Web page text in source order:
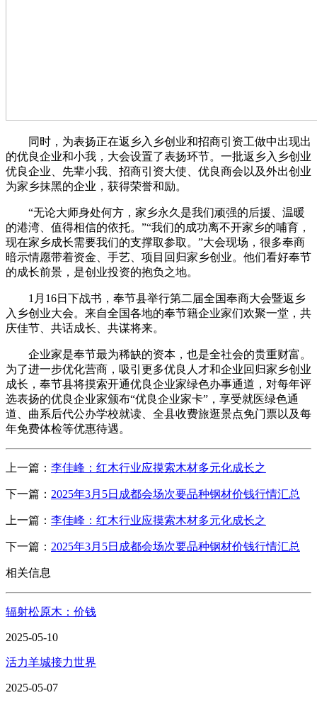
同时，为表扬正在返乡入乡创业和招商引资工做中出现出
的优良企业和小我，大会设置了表扬环节。一批返乡入乡创业
优良企业、先辈小我、招商引资大使、优良商会以及外出创业
为家乡抹黑的企业，获得荣誉和励。
“无论大师身处何方，家乡永久是我们顽强的后援、温暖
的港湾、值得相信的依托。”“我们的成功离不开家乡的哺育，
现在家乡成长需要我们的支撑取参取。”大会现场，很多奉商
暗示情愿带着资金、手艺、项目回归家乡创业。他们看好奉节
的成长前景，是创业投资的抱负之地。
1月16日下战书，奉节县举行第二届全国奉商大会暨返乡
入乡创业大会。来自全国各地的奉节籍企业家们欢聚一堂，共
庆佳节、共话成长、共谋将来。
企业家是奉节最为稀缺的资本，也是全社会的贵重财富。
为了进一步优化营商，吸引更多优良人才和企业回归家乡创业
成长，奉节县将摸索开通优良企业家绿色办事通道，对每年评
选表扬的优良企业家颁布“优良企业家卡”，享受就医绿色通
道、曲系后代公办学校就读、全县收费旅逛景点免门票以及每
年免费体检等优惠待遇。
上一篇： 李佳峰：红木行业应摸索木材多元化成长之
下一篇： 2025年3月5日成都会场次要品种钢材价钱行情汇总
上一篇： 李佳峰：红木行业应摸索木材多元化成长之
下一篇： 2025年3月5日成都会场次要品种钢材价钱行情汇总
相关信息
辐射松原木：价钱
2025-05-10
活力羊城接力世界
2025-05-07